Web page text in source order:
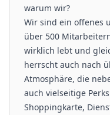
warum wir?
Wir sind ein offenes
über 500
wirklich lebt und
herrscht auch nach
Atmosphäre, die
auch vielseitige
Shoppingkarte,